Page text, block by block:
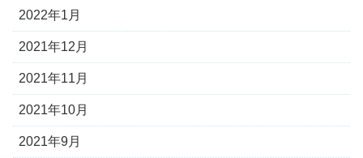
2022年1月
2021年12月
2021年11月
2021年10月
2021年9月